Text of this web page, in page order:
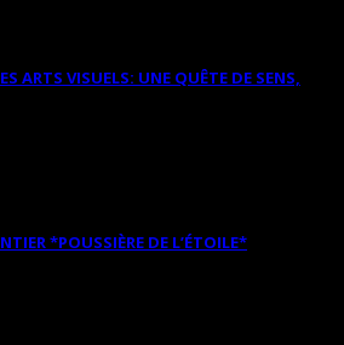
ARTS VISUELS: UNE QUÊTE DE SENS,
*POUSSIÈRE DE L’ÉTOILE*